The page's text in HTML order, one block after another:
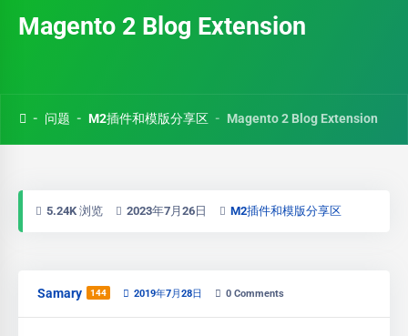
Magento 2 Blog Extension
问题 M2插件和模版分享区 Magento 2 Blog Extension
5.24K 浏览 2023年7月26日 M2插件和模版分享区
Samary 144 2019年7月28日 0 Comments